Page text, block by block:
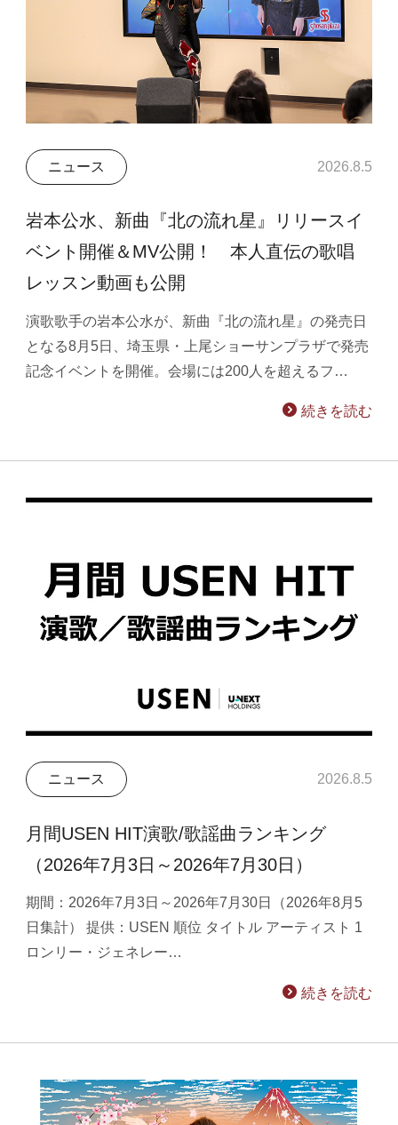
ニュース 2026.8.5
岩本公水、新曲『北の流れ星』リリースイ
ベント開催＆MV公開！ 本人直伝の歌唱
レッスン動画も公開
演歌歌手の岩本公水が、新曲『北の流れ星』の発売日
となる8月5日、埼玉県・上尾ショーサンプラザで発売
記念イベントを開催。会場には200人を超えるフ…
続きを読む
ニュース 2026.8.5
月間USEN HIT演歌/歌謡曲ランキング
（2026年7月3日～2026年7月30日）
期間：2026年7月3日～2026年7月30日（2026年8月5
日集計） 提供：USEN 順位 タイトル アーティスト 1
ロンリー・ジェネレー…
続きを読む